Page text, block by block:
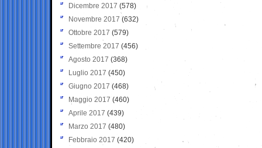
Dicembre 2017 (578)
Novembre 2017 (632)
Ottobre 2017 (579)
Settembre 2017 (456)
Agosto 2017 (368)
Luglio 2017 (450)
Giugno 2017 (468)
Maggio 2017 (460)
Aprile 2017 (439)
Marzo 2017 (480)
Febbraio 2017 (420)